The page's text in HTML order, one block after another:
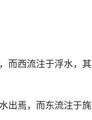
而西流注于浮水，其
出焉，而东流注于旄